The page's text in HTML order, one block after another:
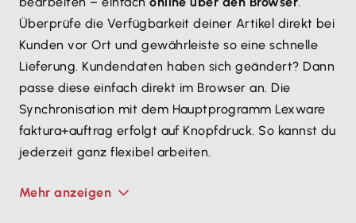
Überprüfe die Verfügbarkeit deiner Artikel direkt bei
Kunden vor Ort und gewährleiste so eine schnelle
Lieferung. Kundendaten haben sich geändert? Dann
passe diese einfach direkt im Browser an. Die
Synchronisation mit dem Hauptprogramm Lexware
faktura+auftrag erfolgt auf Knopfdruck. So kannst du
jederzeit ganz flexibel arbeiten.
Mehr anzeigen